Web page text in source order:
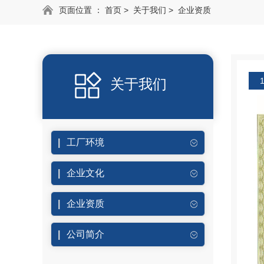
页面位置 ： 首页 > 关于我们 > 企业资质
关于我们
工厂环境
企业文化
企业资质
公司简介
1